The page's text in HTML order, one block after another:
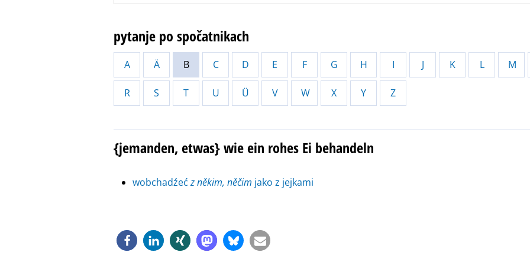
pytanje po spočatnikach
A Ä B C D E F G H I J K L M
R S T U Ü V W X Y Z
{jemanden, etwas} wie ein rohes Ei behandeln
wobchadźećz někim, něčim jako z jejkami